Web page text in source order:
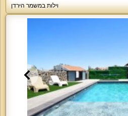
וילות במשמר הירדן